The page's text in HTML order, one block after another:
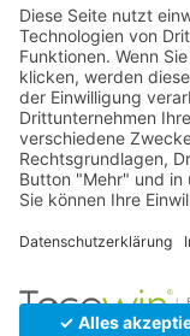
Ware
innerhalb von 3
eingehend)
© 2026
|